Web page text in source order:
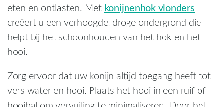
eten en ontlasten. Met konijnenhok vlonders
creëert u een verhoogde, droge ondergrond die
helpt bij het schoonhouden van het hok en het
hooi.
Zorg ervoor dat uw konijn altijd toegang heeft tot
vers water en hooi. Plaats het hooi in een ruif of